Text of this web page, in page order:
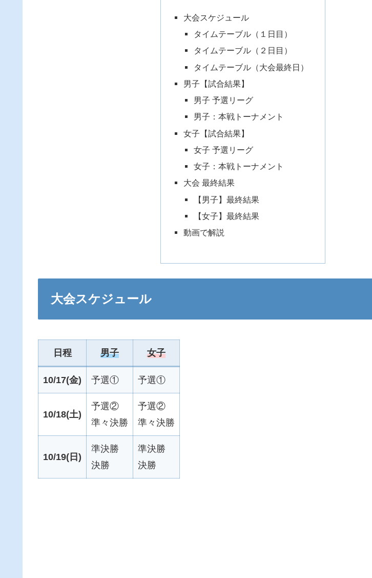
大会スケジュール
タイムテーブル（１日目）
タイムテーブル（２日目）
タイムテーブル（大会最終日）
男子【試合結果】
男子 予選リーグ
男子：本戦トーナメント
女子【試合結果】
女子 予選リーグ
女子：本戦トーナメント
大会 最終結果
【男子】最終結果
【女子】最終結果
動画で解説
大会スケジュール
日程 男子 女子
10/17(金) 予選① 予選①
10/18(土)
予選②
準々決勝
予選②
準々決勝
10/19(日)
準決勝
決勝
準決勝
決勝